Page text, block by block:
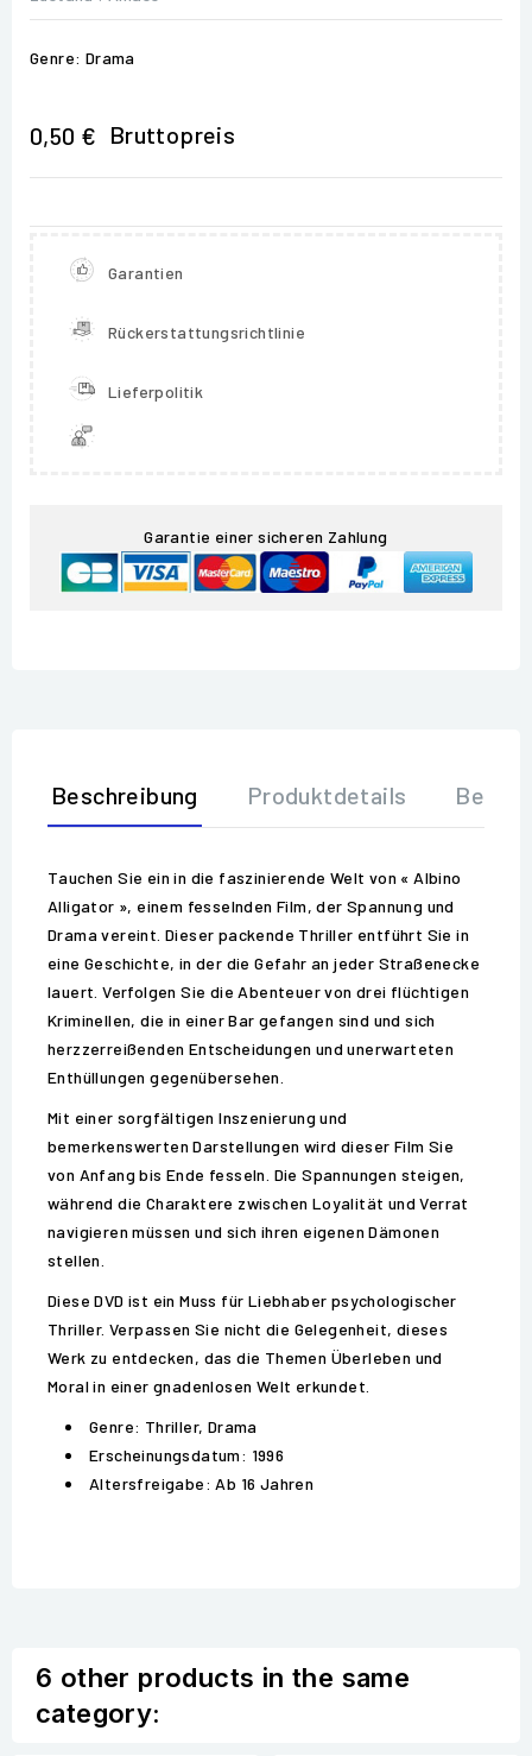
Genre: Drama
0,50 € Bruttopreis
Garantien
Rückerstattungsrichtlinie
Lieferpolitik
Garantie einer sicheren Zahlung
Beschreibung Produktdetails
Tauchen Sie ein in die faszinierende Welt von « Albino
Alligator », einem fesselnden Film, der Spannung und
Drama vereint. Dieser packende Thriller entführt Sie in
eine Geschichte, in der die Gefahr an jeder Straßenecke
lauert. Verfolgen Sie die Abenteuer von drei flüchtigen
Kriminellen, die in einer Bar gefangen sind und sich
herzzerreißenden Entscheidungen und unerwarteten
Enthüllungen gegenübersehen.
Mit einer sorgfältigen Inszenierung und
bemerkenswerten Darstellungen wird dieser Film Sie
von Anfang bis Ende fesseln. Die Spannungen steigen,
während die Charaktere zwischen Loyalität und Verrat
navigieren müssen und sich ihren eigenen Dämonen
stellen.
Diese DVD ist ein Muss für Liebhaber psychologischer
Thriller. Verpassen Sie nicht die Gelegenheit, dieses
Werk zu entdecken, das die Themen Überleben und
Moral in einer gnadenlosen Welt erkundet.
Genre: Thriller, Drama
Erscheinungsdatum: 1996
Altersfreigabe: Ab 16 Jahren
6 other products in the same
category: